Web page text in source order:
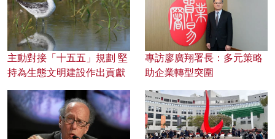
主動對接「十五五」規劃 堅
持為生態文明建設作出貢獻
專訪廖廣翔署長：多元策略
助企業轉型突圍